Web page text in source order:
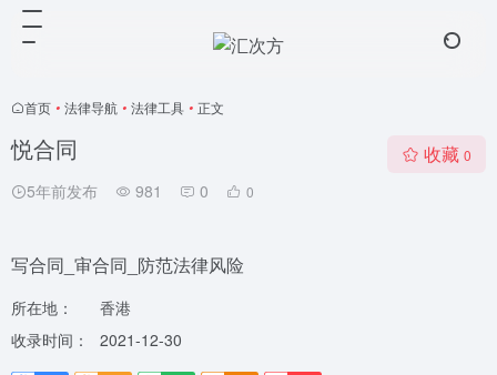
首页 • 法律导航 • 法律工具 • 正文
悦合同
5年前发布 981 0 0
收藏 0
写合同_审合同_防范法律风险
所在地：
香港
收录时间：
2021-12-30